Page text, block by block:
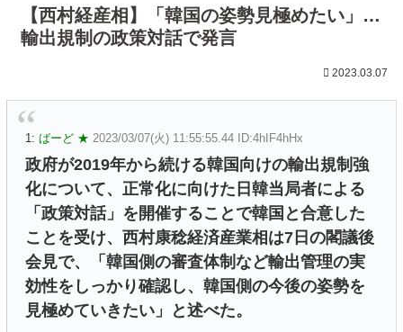
【西村経産相】「韓国の姿勢見極めたい」…
輸出規制の政策対話で発言
2023.03.07
1: ばーど ★ 2023/03/07(火) 11:55:55.44 ID:4hIF4hHx
政府が2019年から続ける韓国向けの輸出規制強
化について、正常化に向けた日韓当局者による
「政策対話」を開催することで韓国と合意した
ことを受け、西村康稔経済産業相は7日の閣議後
会見で、「韓国側の審査体制など輸出管理の実
効性をしっかり確認し、韓国側の今後の姿勢を
見極めていきたい」と述べた。